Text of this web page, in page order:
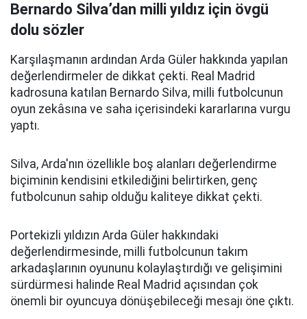
Bernardo Silva’dan milli yıldız için övgü
dolu sözler
Karşılaşmanın ardından Arda Güler hakkında yapılan
değerlendirmeler de dikkat çekti. Real Madrid
kadrosuna katılan Bernardo Silva, milli futbolcunun
oyun zekâsına ve saha içerisindeki kararlarına vurgu
yaptı.
Silva, Arda'nın özellikle boş alanları değerlendirme
biçiminin kendisini etkilediğini belirtirken, genç
futbolcunun sahip olduğu kaliteye dikkat çekti.
Portekizli yıldızın Arda Güler hakkındaki
değerlendirmesinde, milli futbolcunun takım
arkadaşlarının oyununu kolaylaştırdığı ve gelişimini
sürdürmesi halinde Real Madrid açısından çok
önemli bir oyuncuya dönüşebileceği mesajı öne çıktı.